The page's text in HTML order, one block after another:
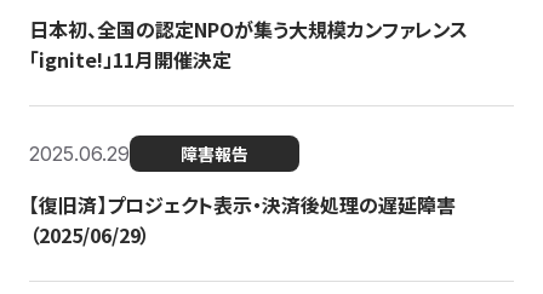
日本初、全国の認定NPOが集う大規模カンファレンス
「ignite!」11月開催決定
2025.06.29 障害報告
【復旧済】プロジェクト表示・決済後処理の遅延障害
（2025/06/29）